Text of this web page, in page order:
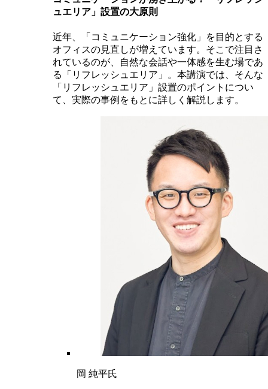
ュエリア」設置の大原則
近年、「コミュニケーション強化」を目的とする
オフィスの見直しが増えています。そこで注目さ
れているのが、自然な会話や一体感を生む場であ
る「リフレッシュエリア」。本講演では、そんな
「リフレッシュエリア」設置のポイントについ
て、実際の事例をもとに詳しく解説します。
岡 純平氏